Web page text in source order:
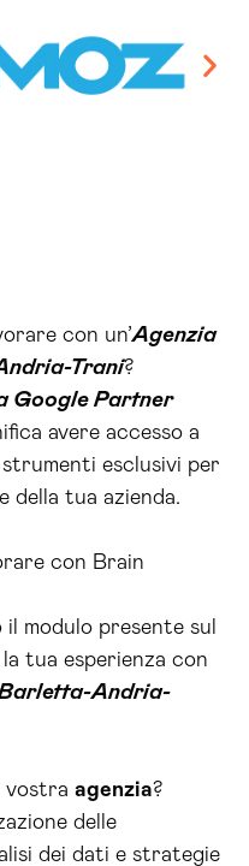
con un’Agenzia
Trani?
Google Partner
avere accesso a
esclusivi per
della tua azienda.
con Brain
modulo presente sul
tua esperienza con
Andria-
vostra agenzia?
delle
dei dati e strategie